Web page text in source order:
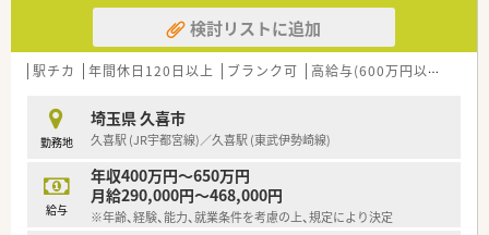
【求人情報について】
■想定年収は450万円から600万円程度となっており、これまで
のご経験やスキルを十分に考慮し決定します。
仕事と私生活を両立しやすい求人です。
■未経験者やブランクのある方も受け入れ実績が豊富にあり、ベ
テラン層による丁寧な教育体制が整っています。
【勤務実態について】
■社労士が一人ひとりの勤務状況を厳密に管理しており、不必要
な残業が発生しないよう工夫されています。
検討リストに追加
駅チカ 年間休日120日以上 ブランク可 高給与(600万円以上)
勤務地
埼玉県 久喜市
久喜駅 (JR宇都宮線)／久喜駅 (東武伊勢崎線)
給与
年収400万円～650万円
月給290,000円～468,000円
※年齢、経験、能力、就業条件を考慮の上、規定により決定